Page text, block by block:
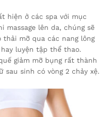
hiện ở các spa với mục
massage lên da, chúng sẽ
thải mỡ qua các nang lông
luyện tập thể thao.
giảm mỡ bụng rất thành
sinh có vòng 2 chảy xệ.